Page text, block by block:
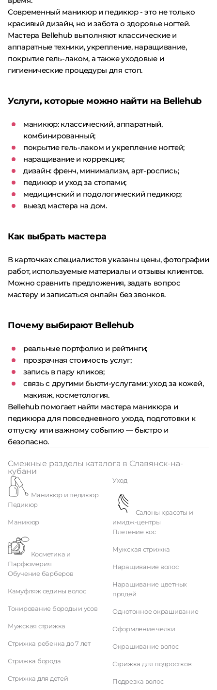
Современный маникюр и педикюр - это не только
красивый дизайн, но и забота о здоровье ногтей.
Мастера Bellehub выполняют классические и
аппаратные техники, укрепление, наращивание,
покрытие гель-лаком, а также уходовые и
гигиенические процедуры для стоп.
Услуги, которые можно найти на Bellehub
маникюр: классический, аппаратный,
комбинированный;
покрытие гель-лаком и укрепление ногтей;
наращивание и коррекция;
дизайн: френч, минимализм, арт-роспись;
педикюр и уход за стопами;
медицинский и подологический педикюр;
выезд мастера на дом.
Как выбрать мастера
В карточках специалистов указаны цены, фотографии
работ, используемые материалы и отзывы клиентов.
Можно сравнить предложения, задать вопрос
мастеру и записаться онлайн без звонков.
Почему выбирают Bellehub
реальные портфолио и рейтинги;
прозрачная стоимость услуг;
запись в пару кликов;
связь с другими бьюти-услугами: уход за кожей,
макияж, косметология.
Bellehub помогает найти мастера маникюра и
педикюра для повседневного ухода, подготовки к
отпуску или важному событию — быстро и
безопасно.
Смежные разделы каталога в Славянск-на-
кубани
Маникюр и педикюр
Педикюр
Маникюр
Парфюмерия
Обучение барберов
Камуфляж седины волос
Тонирование бороды и усов
Мужская стрижка
Стрижка ребенка до 7 лет
Стрижка борода
Стрижка для детей
Уход
имидж-центры
Плетение кос
Мужская стрижка
Наращивание волос
Наращивание цветных
прядей
Однотонное окрашивание
Оформление челки
Окрашивание волос
Стрижка для подростков
Подрезка волос